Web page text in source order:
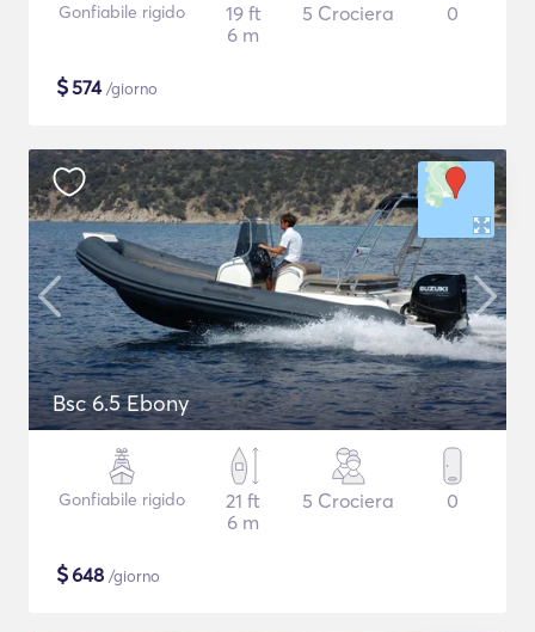
Gonfiabile rigido
19 ft
6 m
5 Crociera 0
$574/giorno
Bsc 6.5 Ebony
Gonfiabile rigido
21 ft
6 m
5 Crociera 0
$648 /giorno